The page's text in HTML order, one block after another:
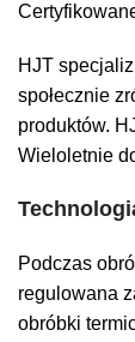
HJT
społecznie
produktów.
Wieloletnie
Podczas
regulowana
obróbki